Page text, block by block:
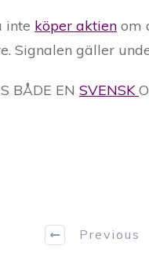
inte köper aktien om
Signalen gäller
BÅDE EN SVENSK
Previous